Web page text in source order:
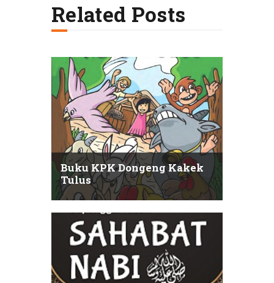
Related Posts
Buku KPK Dongeng Kakek
Tulus